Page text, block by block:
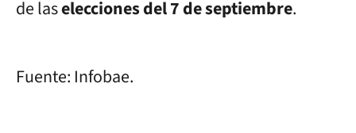
de laselecciones del 7 de septiembre.
Fuente: Infobae.